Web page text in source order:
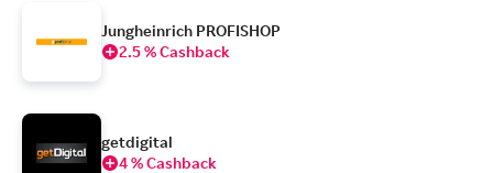
Jungheinrich PROFISHOP
2.5 % Cashback
getdigital
4 % Cashback